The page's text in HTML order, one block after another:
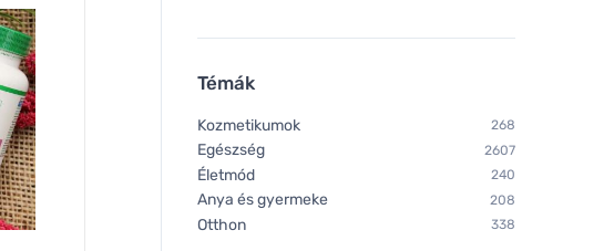
Témák
Kozmetikumok 268
Egészség 2607
Életmód 240
Anya és gyermeke 208
Otthon 338